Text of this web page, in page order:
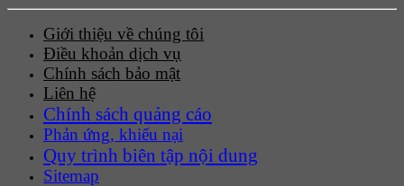
Giới thiệu về chúng tôi
Điều khoản dịch vụ
Chính sách bảo mật
Liên hệ
Chính sách quảng cáo
Phản ứng, khiếu nại
Quy trình biên tập nội dung
Sitemap